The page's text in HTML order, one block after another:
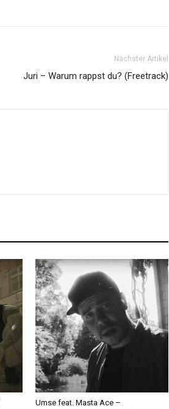
Nächster Artikel
Juri – Warum rappst du? (Freetrack)
Umse feat. Masta Ace –